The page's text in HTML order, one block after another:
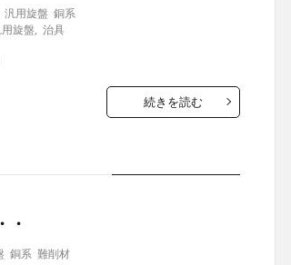
汎用旋盤
銅系
用旋盤 ,治具
続きを読む
・
銅系
難削材